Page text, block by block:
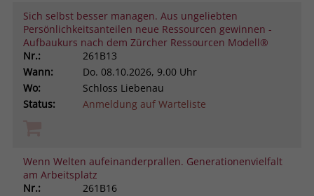
Sich selbst besser managen. Aus ungeliebten
Persönlichkeitsanteilen neue Ressourcen gewinnen -
Aufbaukurs nach dem Zürcher Ressourcen Modell®
Nr.:
261B13
Wann:
Do. 08.10.2026, 9.00 Uhr
Wo:
Schloss Liebenau
Status:
Anmeldung auf Warteliste
Wenn Welten aufeinanderprallen. Generationenvielfalt
am Arbeitsplatz
Nr.:
261B16